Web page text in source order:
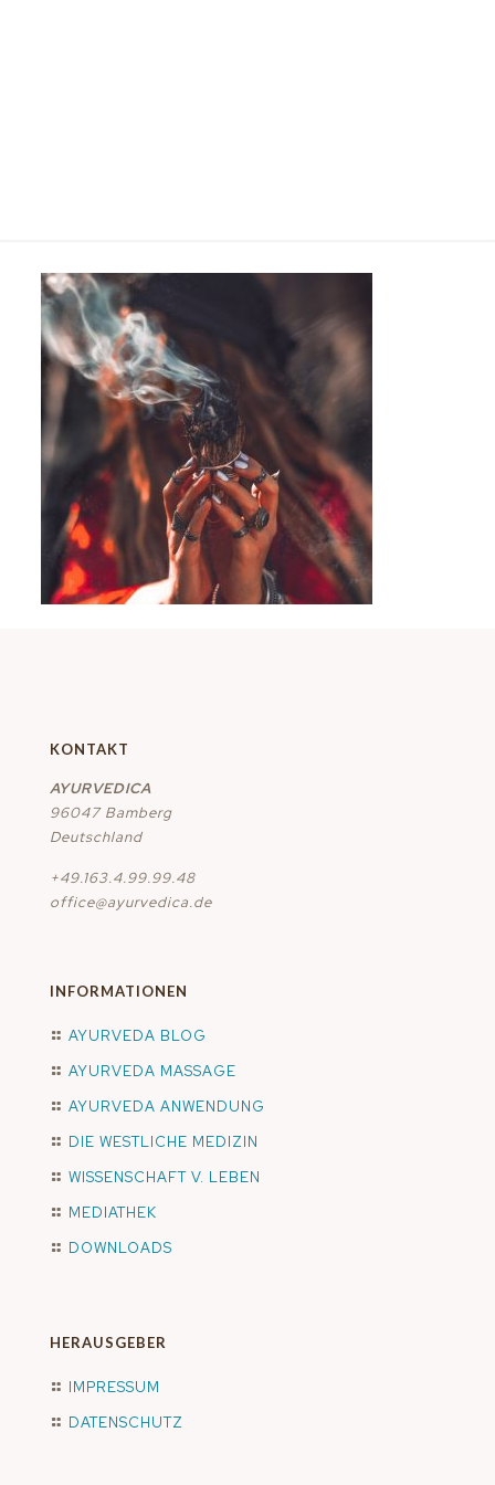
KONTAKT
AYURVEDICA
96047 Bamberg
Deutschland
+49.163.4.99.99.48
office@ayurvedica.de
INFORMATIONEN
AYURVEDA BLOG
AYURVEDA MASSAGE
AYURVEDA ANWENDUNG
DIE WESTLICHE MEDIZIN
WISSENSCHAFT V. LEBEN
MEDIATHEK
DOWNLOADS
HERAUSGEBER
IMPRESSUM
DATENSCHUTZ